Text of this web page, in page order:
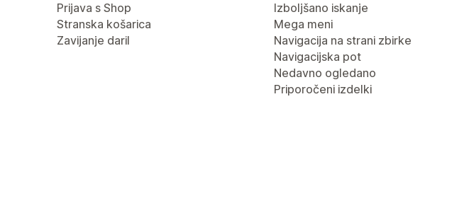
Prijava s Shop
Stranska košarica
Zavijanje daril
Izboljšano iskanje
Mega meni
Navigacija na strani zbirke
Navigacijska pot
Nedavno ogledano
Priporočeni izdelki